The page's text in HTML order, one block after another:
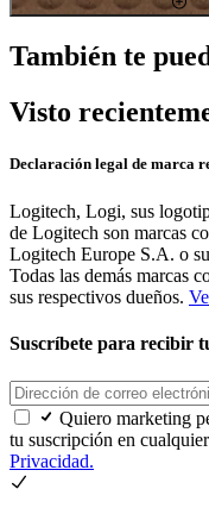
También te
Visto
Declaración legal de marca
Logitech, Logi, sus
de Logitech son marcas
Logitech Europe S.A. o
Todas las demás marcas
sus respectivos dueños.
Suscríbete para recibir
Quiero marketing
tu suscripción en
Privacidad.